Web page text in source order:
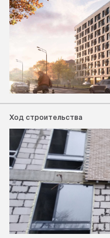
Ход строительства